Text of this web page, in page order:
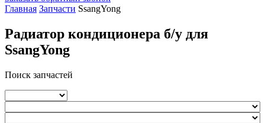
Главная Запчасти SsangYong
Радиатор кондиционера б/у для
SsangYong
Поиск запчастей